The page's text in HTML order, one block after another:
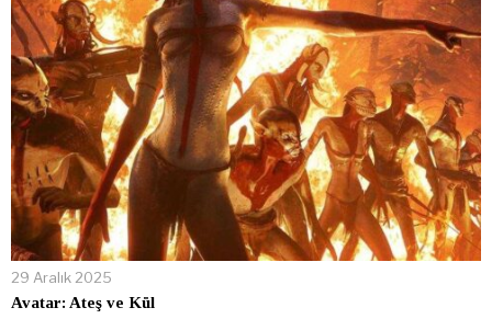
29 Aralık 2025
Avatar: Ateş ve Kül